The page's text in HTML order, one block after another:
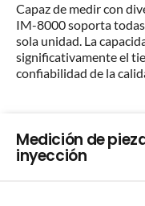
Capaz de medir con
IM-8000 soporta todas
sola unidad. La
significativamente el
confiabilidad de la
Medición de
inyección